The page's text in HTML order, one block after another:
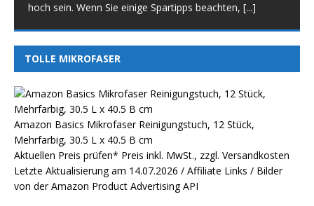
hoch sein. Wenn Sie einige Spartipps beachten, [...]
TOLLE MIKROFASER
Amazon Basics Mikrofaser Reinigungstuch, 12 Stück,
Mehrfarbig, 30.5 L x 40.5 B cm
Aktuellen Preis prüfen* Preis inkl. MwSt., zzgl. Versandkosten
Letzte Aktualisierung am 14.07.2026 / Affiliate Links / Bilder
von der Amazon Product Advertising API